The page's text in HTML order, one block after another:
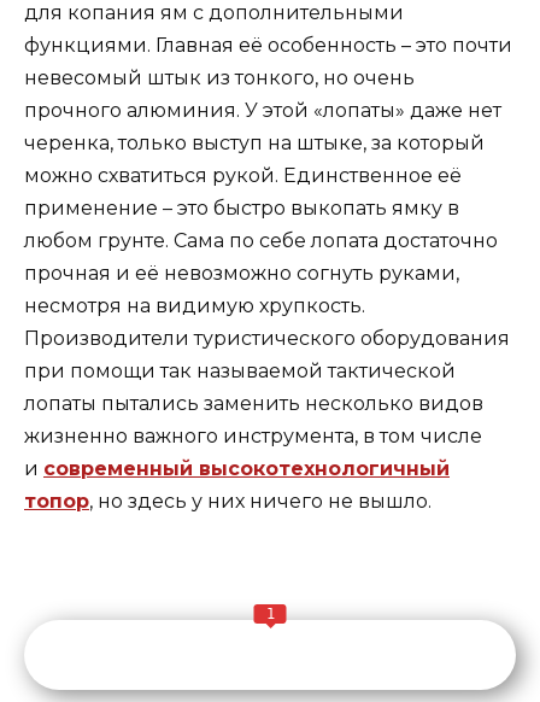
для копания ям с дополнительными
функциями. Главная её особенность – это почти
невесомый штык из тонкого, но очень
прочного алюминия. У этой «лопаты» даже нет
черенка, только выступ на штыке, за который
можно схватиться рукой. Единственное её
применение – это быстро выкопать ямку в
любом грунте. Сама по себе лопата достаточно
прочная и её невозможно согнуть руками,
несмотря на видимую хрупкость.
Производители туристического оборудования
при помощи так называемой тактической
лопаты пытались заменить несколько видов
жизненно важного инструмента, в том числе
и современный высокотехнологичный
топор, но здесь у них ничего не вышло.
1